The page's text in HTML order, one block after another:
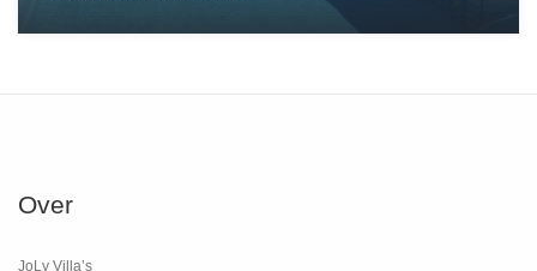
Over
JoLy Villa’s